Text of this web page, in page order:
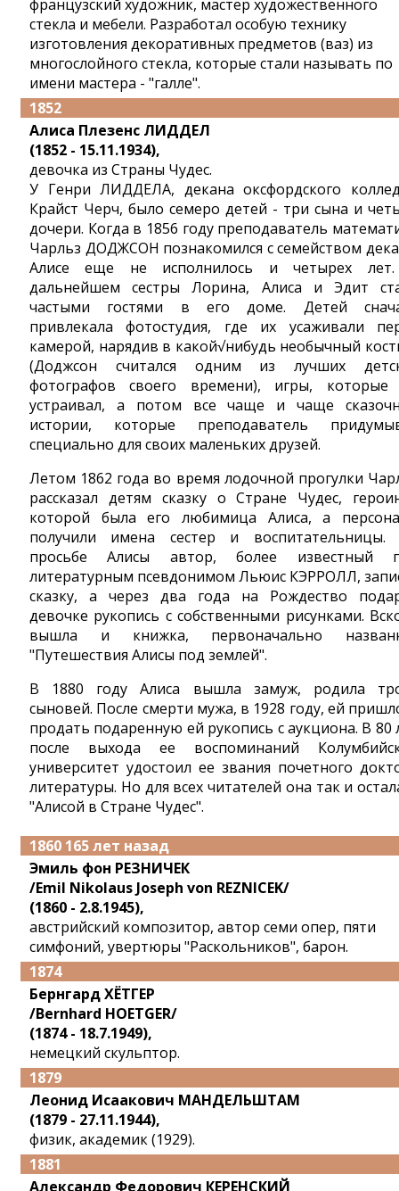
французский художник, мастер художественного
стекла и мебели. Разработал особую технику
изготовления декоративных предметов (ваз) из
многослойного стекла, которые стали называть по
имени мастера - "галле".
1852
Алиса Плезенс ЛИДДЕЛ
(1852 - 15.11.1934),
девочка из Страны Чудес.
У Генри ЛИДДЕЛА, декана оксфордского
Крайст Черч, было семеро детей - три сына и
дочери. Когда в 1856 году преподаватель
Чарльз ДОДЖСОН познакомился с семейством
Алисе еще не исполнилось и четырех
дальнейшем сестры Лорина, Алиса и Эдит
частыми гостями в его доме. Детей
привлекала фотостудия, где их усаживали
камерой, нарядив в какой√нибудь необычный
(Доджсон считался одним из лучших
фотографов своего времени), игры, которые
устраивал, а потом все чаще и чаще
истории, которые преподаватель
специально для своих маленьких друзей.
Летом 1862 года во время лодочной прогулки
рассказал детям сказку о Стране Чудес,
которой была его любимица Алиса, а
получили имена сестер и воспитательницы.
просьбе Алисы автор, более известный
литературным псевдонимом Льюис КЭРРОЛЛ,
сказку, а через два года на Рождество
девочке рукопись с собственными рисунками.
вышла и книжка, первоначально
"Путешествия Алисы под землей".
В 1880 году Алиса вышла замуж, родила
сыновей. После смерти мужа, в 1928 году, ей
продать подаренную ей рукопись с аукциона. В 80
после выхода ее воспоминаний
университет удостоил ее звания почетного
литературы. Но для всех читателей она так и
"Алисой в Стране Чудес".
1860 165 лет назад
Эмиль фон РЕЗНИЧЕК
/Emil Nikolaus Joseph von REZNICEK/
(1860 - 2.8.1945),
австрийский композитор, автор семи опер, пяти
симфоний, увертюры "Раскольников", барон.
1874
Бернгард ХЁТГЕР
/Bernhard HOETGER/
(1874 - 18.7.1949),
немецкий скульптор.
1879
Леонид Исаакович МАНДЕЛЬШТАМ
(1879 - 27.11.1944),
физик, академик (1929).
1881
Александр Федорович КЕРЕНСКИЙ